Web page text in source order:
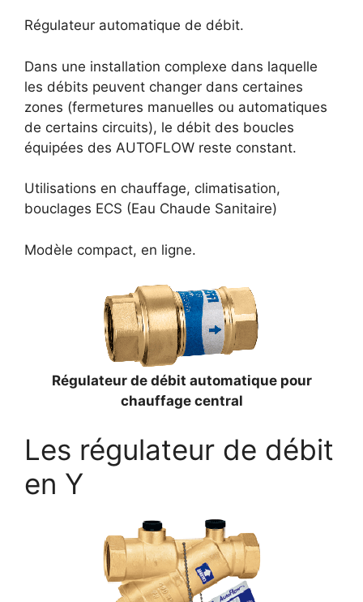
Régulateur automatique de débit.
Dans une installation complexe dans laquelle
les débits peuvent changer dans certaines
zones (fermetures manuelles ou automatiques
de certains circuits), le débit des boucles
équipées des AUTOFLOW reste constant.
Utilisations en chauffage, climatisation,
bouclages ECS (Eau Chaude Sanitaire)
Modèle compact, en ligne.
Régulateur de débit automatique pour
chauffage central
Les régulateur de débit
en Y